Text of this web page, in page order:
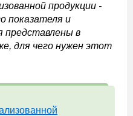
продукции -
показателя и
представлены в
для чего нужен этот